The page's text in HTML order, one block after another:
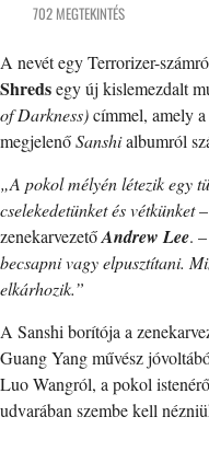
702 MEGTEKINTÉS
A nevét egy Terrorizer-
Shredsegy új kislemezdalt
of Darkness)címmel, amely
megjelenőSanshialbumról
„A pokol mélyén létezik egy
cselekedetünket és vétkünket
zenekarvezetőAndrew Lee. –
becsapni vagy elpusztítani.
elkárhozik.”
A Sanshi borítója a
Guang Yang művész
Luo Wangról, a pokol
udvarában szembe kell